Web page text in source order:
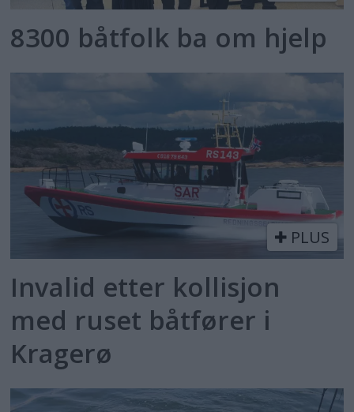
8300 båtfolk ba om hjelp
PLUS
Invalid etter kollisjon
med ruset båtfører i
Kragerø